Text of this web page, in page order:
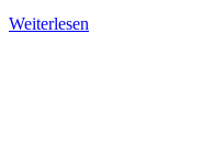
Weiterlesen